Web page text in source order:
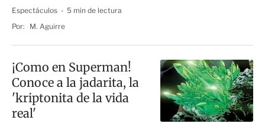
Espectáculos
5 min de lectura
Por:
M. Aguirre
¡Como en Superman!
Conoce a la jadarita, la
'kriptonita de la vida
real'